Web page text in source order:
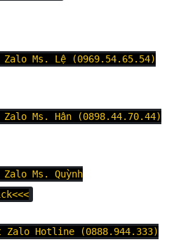
Zalo Ms. Lệ (0969.54.65.54)
Zalo Ms. Hân (0898.44.70.44)
Ms. Quỳnh
Zalo Hotline (0888.944.333)